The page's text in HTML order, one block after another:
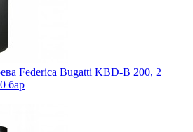
Federica Bugatti KBD-В 200, 2
бар